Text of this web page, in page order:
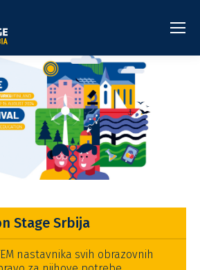
Stage Srbija
nastavnika svih obrazovnih